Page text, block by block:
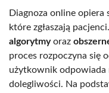
Diagnoza online opiera
które zgłaszają
algorytmyoraz
proces rozpoczyna się
użytkownik odpowiada
dolegliwości. Na